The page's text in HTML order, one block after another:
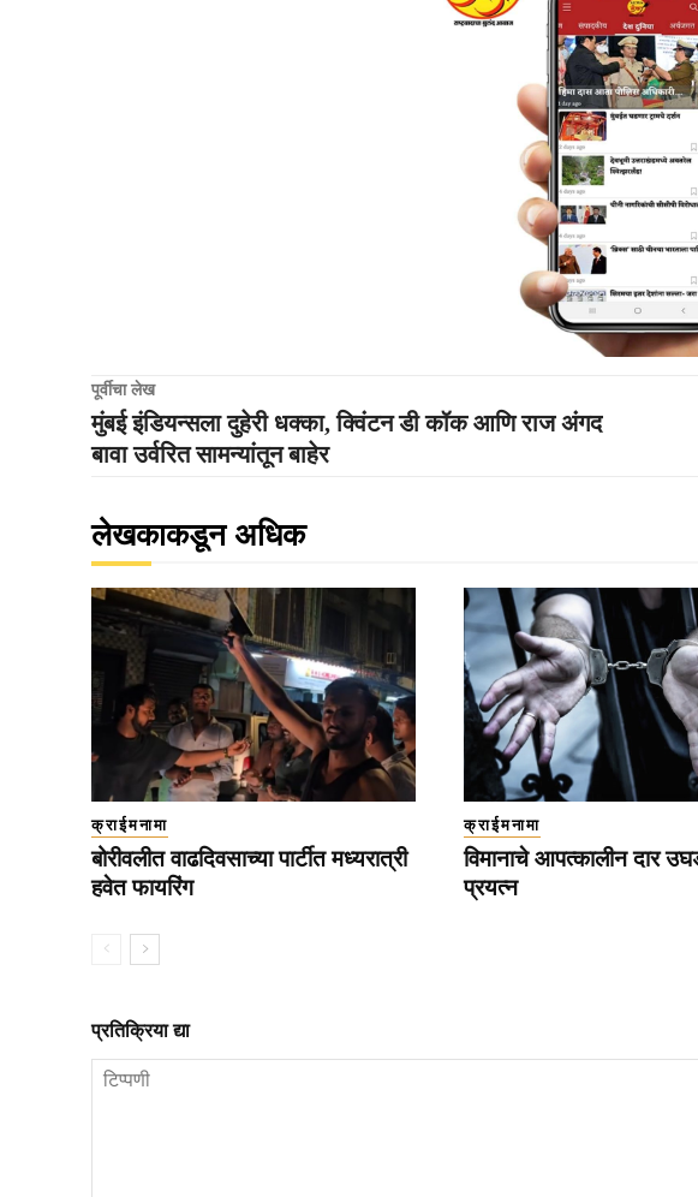
पूर्वीचा लेख
मुंबई इंडियन्सला दुहेरी धक्का, क्विंटन डी कॉक आणि राज अंगद
बावा उर्वरित सामन्यांतून बाहेर
लेखकाकडून अधिक
क्राईमनामा
बोरीवलीत वाढदिवसाच्या पार्टीत मध्यरात्री
हवेत फायरिंग
क्राईमनामा
विमानाचे आपत्कालीन दार
प्रयत्न
प्रतिक्रिया द्या